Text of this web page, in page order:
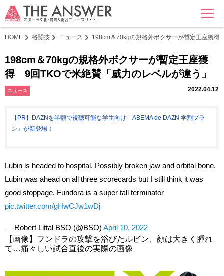
MENU
HOME 格闘技 ニュース 198cm＆70kgの規格外ボクサーが暫定王座獲
198cm＆70kgの規格外ボクサーが暫定王座獲
得 9回TKOで米絶賛「威力のレベルが違う」
ニュース 2022.04.12
【PR】DAZNを半額で視聴可能な学生向け「ABEMA de DAZN 学割プラ
ン」が新登場！
Lubin is headed to hospital. Possibly broken jaw and orbital bone.
Lubin was ahead on all three scorecards but I still think it was
good stoppage. Fundora is a super tall terminator
pic.twitter.com/gHwCJw1wDj
— Robert Littal BSO (@BSO) April 10, 2022
【画像】フンドラの攻撃を浴びたルビン、顔は大きく腫れ
て…痛々しい試合直後の実際の画像